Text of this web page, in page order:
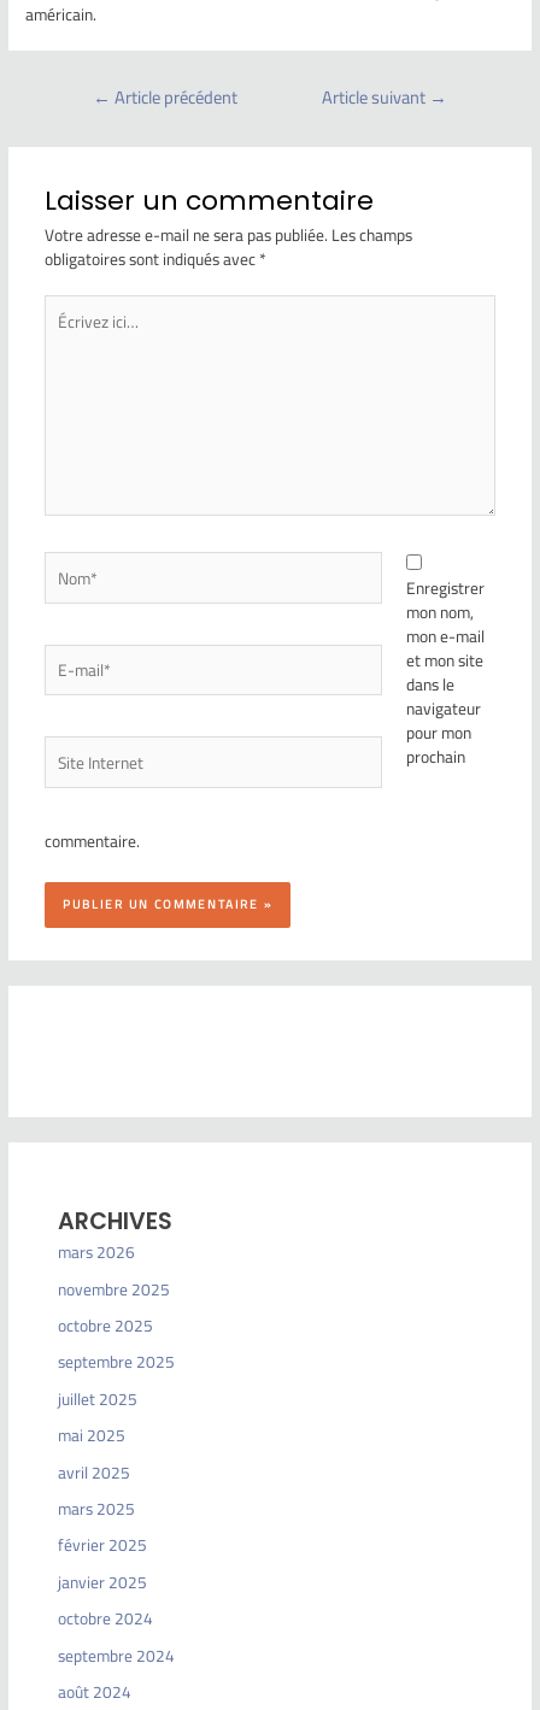
américain.
← Article précédent Article suivant →
Laisser un commentaire
Votre adresse e-mail ne sera pas publiée.Les champs
obligatoires sont indiqués avec*
Enregistrer
mon nom,
mon e-mail
et mon site
dans le
navigateur
pour mon
prochain
commentaire.
ARCHIVES
mars 2026
novembre 2025
octobre 2025
septembre 2025
juillet 2025
mai 2025
avril 2025
mars 2025
février 2025
janvier 2025
octobre 2024
septembre 2024
août 2024